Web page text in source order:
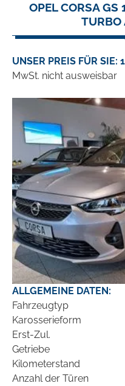
OPEL CORSA GS
TURBO
UNSER PREIS FÜR SIE:
MwSt. nicht ausweisbar
ALLGEMEINE DATEN:
Fahrzeugtyp
Karosserieform
Erst-Zul.
Getriebe
Kilometerstand
Anzahl der Türen